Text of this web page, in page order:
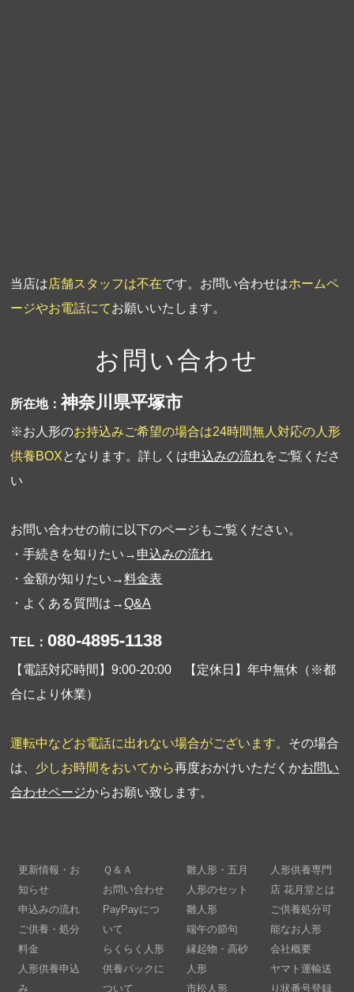
当店は店舗スタッフは不在です。お問い合わせはホームペ
ージやお電話にてお願いいたします。
お問い合わせ
所在地：神奈川県平塚市
※お人形のお持込みご希望の場合は24時間無人対応の人形
供養BOXとなります。詳しくは申込みの流れをご覧くださ
い
お問い合わせの前に以下のページもご覧ください。
・手続きを知りたい→ 申込みの流れ
・金額が知りたい→料金表
・よくある質問は→Q&A
TEL： 080-4895-1138
【電話対応時間】9:00-20:00 【定休日】年中無休（※都
合により休業）
運転中などお電話に出れない場合がございます。 その場合
は、 少しお時間をおいてから再度おかけいただくかお問い
合わせページからお願い致します。
更新情報・お
知らせ
申込みの流れ
ご供養・処分
料金
人形供養申込
み
Ｑ＆Ａ
お問い合わせ
PayPayにつ
いて
らくらく人形
供養パックに
ついて
雛人形・五月
人形のセット
雛人形
端午の節句
縁起物・高砂
人形
市松人形
人形供養専門
店 花月堂とは
ご供養処分可
能なお人形
会社概要
ヤマト運輸送
り状番号登録